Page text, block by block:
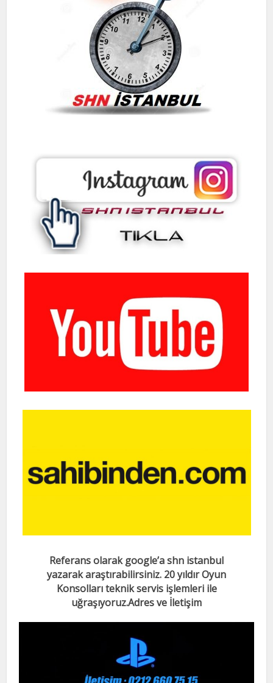
Referans olarak google’a shn istanbul
yazarak araştırabilirsiniz. 20 yıldır Oyun
Konsolları teknik servis işlemleri ile
uğraşıyoruz.Adres ve İletişim